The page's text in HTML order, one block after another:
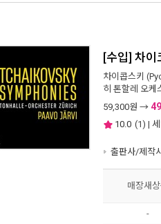
[수입] 차이
차이콥스키
히 톤할레 오
59,300원 →
10.0 (1) |
출판사/제작
매장새
-